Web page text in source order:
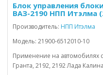
Блок управления
ВАЗ-2190 НПП Итэлма
Производитель: НПП Итэлма
Модель: 21900-6512010-10
Применение на автомобилях
Гранта, 2192, 2192 Лада